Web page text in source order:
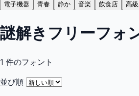
電子機器
青春 静か 音楽 飲食店 高
謎解きフリーフォ
1 件のフォント
並び順